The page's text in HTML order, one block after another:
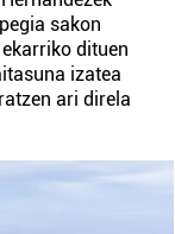
sakon
dituen
izatea
ari direla